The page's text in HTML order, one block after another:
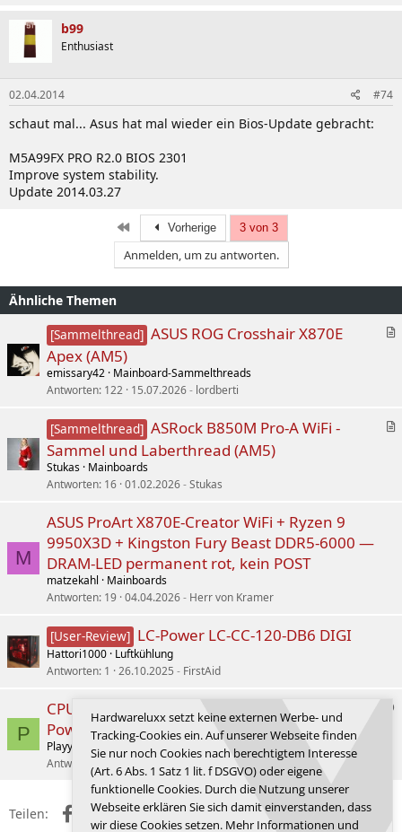
11.10.2013 - 2005
Overclocking / Undervolting
CPU
RAM
Overclocking / Undervolting (Water-Cooling)
Problemlösungen
Overview / CPU Support List / Memory / Device Support /
Download | Preisvergleich
..OC/UV Ergebisse sind gerne gesehen und werden umgehend
Gebe den Thread gerne ab, da ich meine Hardware veräußere
b99
Enthusiast
02.04.2014 #74
schaut mal... Asus hat mal wieder ein Bios-Update gebracht:
M5A99FX PRO R2.0 BIOS 2301
Improve system stability.
Update 2014.03.27
Erste Vorherige 3 von 3
Anmelden, um zu antworten.
Ähnliche Themen
A
l
[Sammelthread] ASUS ROG Crosshair X870E
Apex (AM5)
emissary42 Mainboard-Sammelthreads
Antworten 122 15.07.2026 lordberti
A
[Sammelthread] ASRock B850M Pro-A WiFi -
Sammel und Laberthread (AM5)
Stukas Mainboards
Antworten 16 01.02.2026 Stukas
M
ASUS ProArt X870E-Creator WiFi + Ryzen 9
9950X3D + Kingston Fury Beast DDR5-6000 —
DRAM-LED permanent rot, kein POST
matzekahl
Mainboards
Antworten 19 04.04.2026 Herr von Kramer
[User-Review] LC-Power LC-CC-120-DB6 DIGI
Hattori1000 Luftkühlung
Antworten 1 26.10.2025 FirstAid
P
CPU oder Mainboard wegen offenen
Powerlimits zerstört?
Playya 1000
Hilfe und Problemlösungen
Antworten
06.10.2025 Holt
Teilen: FacebookX (Twitter)
RedditWhatsApp
E-MailLink
Hardwareluxx setzt keine externen Werbe- und
Tracking-Cookies ein. Auf unserer Webseite finden
Sie nur noch Cookies nach berechtigtem Interesse
(Art. 6 Abs. 1 Satz 1 lit. f DSGVO) oder eigene
funktionelle Cookies. Durch die Nutzung unserer
Webseite erklären Sie sich damit einverstanden, dass
wir diese Cookies setzen. Mehr Informationen und